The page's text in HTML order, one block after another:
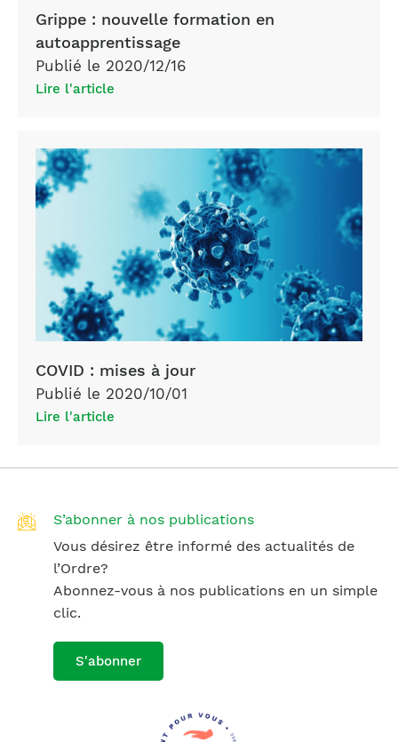
Grippe : nouvelle formation en
autoapprentissage
Publié le 2020/12/16
Lire l'article
COVID-
19
COVID : mises à jour
Publié le 2020/10/01
Lire l'article
S’abonner à nos publications
Vous désirez être informé des actualités de
l’Ordre?
Abonnez-vous à nos publications en un simple
clic.
S'abonner